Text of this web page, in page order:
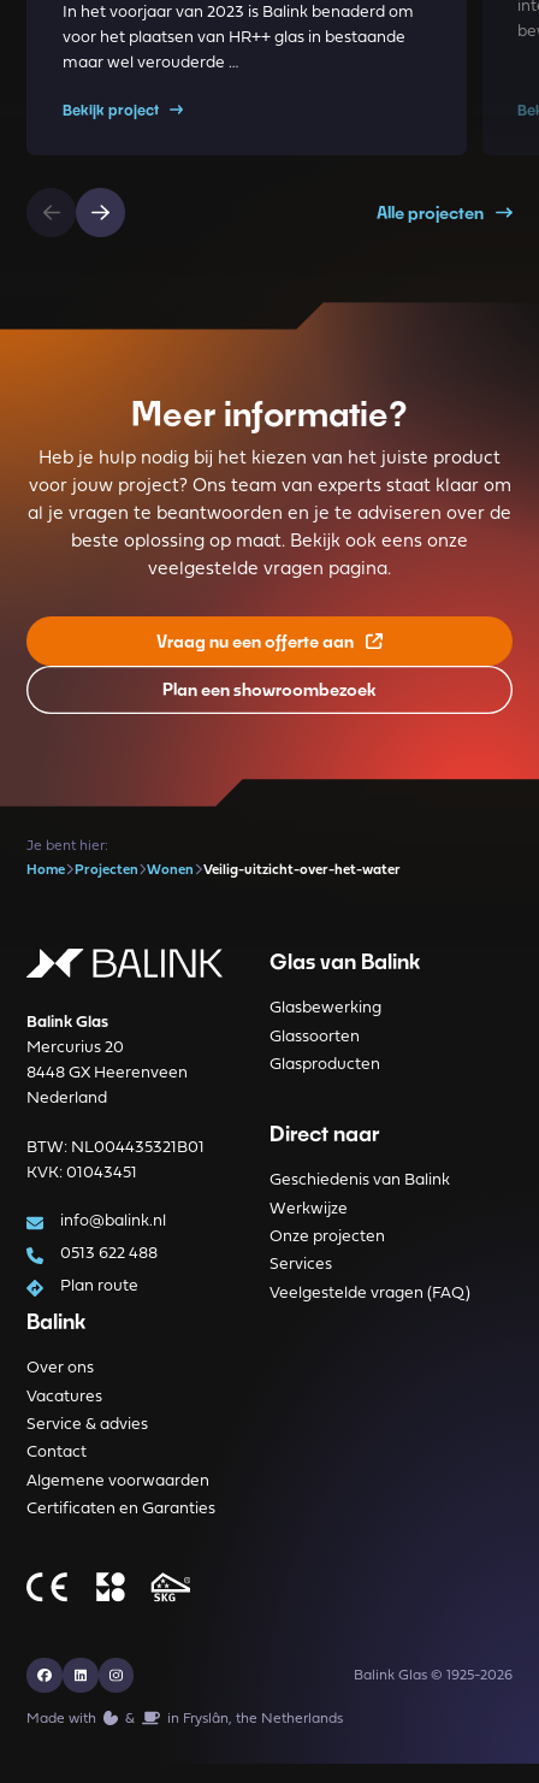
In het voorjaar van 2023 is Balink benaderd om
voor het plaatsen van HR++ glas in bestaande
maar wel verouderde …
Bekijk project
Alle projecten
Meer informatie?
Heb je hulp nodig bij het kiezen van het juiste product
voor jouw project? Ons team van experts staat klaar om
al je vragen te beantwoorden en je te adviseren over de
beste oplossing op maat. Bekijk ook eens onze
veelgestelde vragen pagina.
Vraag nu een offerte aan
Plan een showroombezoek
Je bent hier:
Home
Projecten Wonen Veilig-uitzicht-over-het-water
Balink Glas
Mercurius 20
8448 GX Heerenveen
Nederland
BTW: NL004435321B01
KVK: 01043451
info@balink.nl
0513 622 488
Plan route
Glas van Balink
Glasbewerking
Glassoorten
Glasproducten
Direct naar
Geschiedenis van Balink
Werkwijze
Onze projecten
Services
Veelgestelde vragen (FAQ)
Balink
Over ons
Vacatures
Service & advies
Contact
Algemene voorwaarden
Certificaten en Garanties
Balink Glas © 1925-2026
Made with ️& in Fryslân, the Netherlands